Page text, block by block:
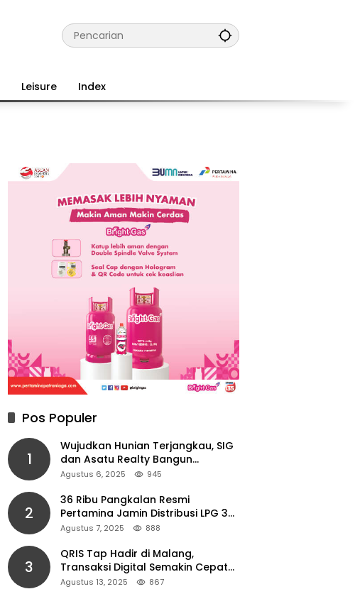
Leisure Index
Pos Populer
1
Wujudkan Hunian Terjangkau, SIG
dan Asatu Realty Bangun
Perumahan di Cianjur
Agustus 6, 2025 945
2
36 Ribu Pangkalan Resmi
Pertamina Jamin Distribusi LPG 3
Kg Aman di Jawa Timur
Agustus 7, 2025 888
3
QRIS Tap Hadir di Malang,
Transaksi Digital Semakin Cepat
dan Mudah dengan Teknologi NFC
Agustus 13, 2025 867